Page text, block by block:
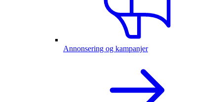
Annonsering og kampanjer